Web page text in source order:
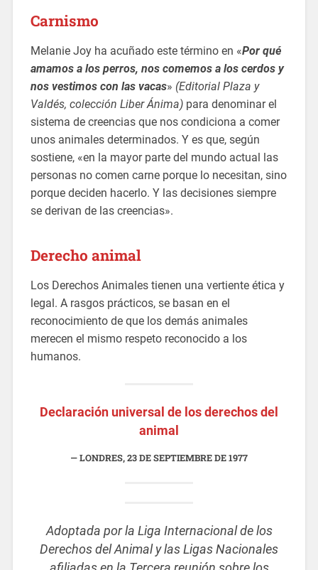
Carnismo
Melanie Joy ha acuñado este término en «Por qué
amamos a los perros, nos comemos a los cerdos y
nos vestimos con las vacas» (Editorial Plaza y
Valdés, colección Liber Ánima)para denominar el
sistema de creencias que nos condiciona a comer
unos animales determinados. Y es que, según
sostiene, «en la mayor parte del mundo actual las
personas no comen carne porque lo necesitan, sino
porque deciden hacerlo. Y las decisiones siempre
se derivan de las creencias».
Derecho animal
Los Derechos Animales tienen una vertiente ética y
legal. A rasgos prácticos, se basan en el
reconocimiento de que los demás animales
merecen el mismo respeto reconocido a los
humanos.
Declaración universal de los derechos del
animal
LONDRES, 23 DE SEPTIEMBRE DE 1977
Adoptada por la Liga Internacional de los
Derechos del Animal y las Ligas Nacionales